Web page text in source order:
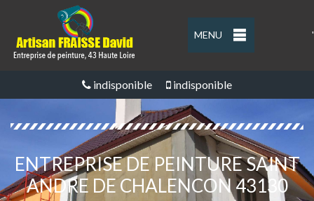
MENU '
indisponible indisponible
ENTREPRISE DE PEINTURE SAINT
ANDRE DE CHALENCON 43130